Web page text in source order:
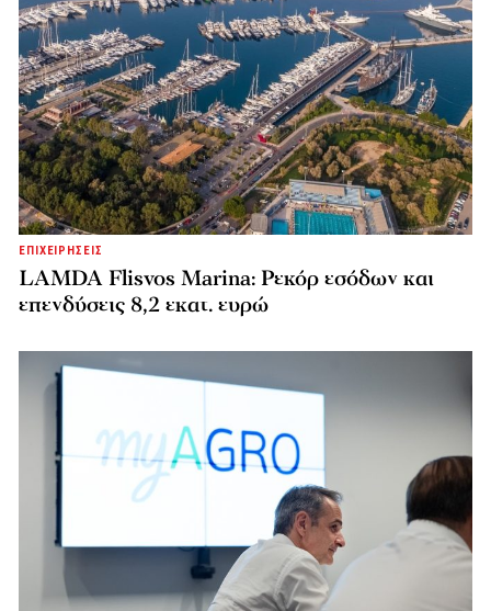
ΕΠΙΧΕΙΡΗΣΕΙΣ
LAMDA Flisvos Marina: Ρεκόρ εσόδων και
επενδύσεις 8,2 εκατ. ευρώ